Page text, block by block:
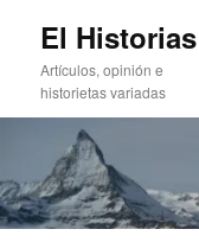
contenido
principal
contenido
secundario
El Historias
Artículos, opinión e
historietas variadas